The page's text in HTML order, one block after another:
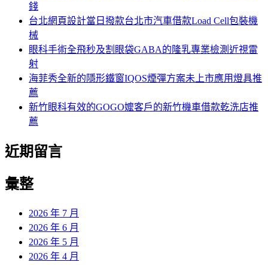
錢
台北網頁設計當日撥款台北市汽車借款Load Cell包裝機
械
眼科手術全飛秒及割眼袋GABA的隆乳專業檢測近視雷
射
海菲秀全新的隱形鐵窗IQOS煙彈方案未上市應用燈具推
薦
新竹眼科有效的GOGO嬤客戶的新竹機車借款乾洗店推
薦
近期留言
彙整
2026 年 7 月
2026 年 6 月
2026 年 5 月
2026 年 4 月